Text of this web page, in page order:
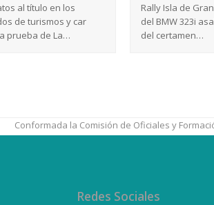
al título en los
de turismos y car
prueba de La…
Rally Isla de
del BMW 323i
del certamen…
Conformada la Comisión de Oficiales y
Redes Sociales